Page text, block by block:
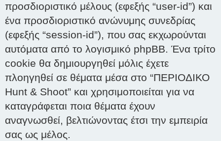
προσδιοριστικό μέλους (εφεξής “user-id”) και
ένα προσδιοριστικό ανώνυμης συνεδρίας
(εφεξής “session-id”), που σας εκχωρούνται
αυτόματα από το λογισμικό phpBB. Ένα τρίτο
cookie θα δημιουργηθεί μόλις έχετε
πλοηγηθεί σε θέματα μέσα στο “ΠΕΡΙΟΔΙΚΟ
Hunt & Shoot” και χρησιμοποιείται για να
καταγράφεται ποια θέματα έχουν
αναγνωσθεί, βελτιώνοντας έτσι την εμπειρία
σας ως μέλος.